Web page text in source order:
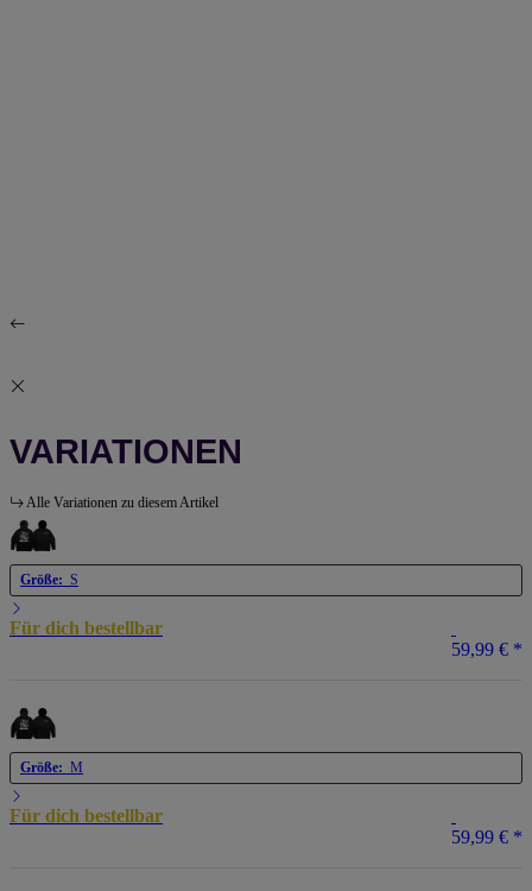
VARIATIONEN
Alle Variationen zu diesem Artikel
Größe: S
Für dich bestellbar
59,99 € *
Größe: M
Für dich bestellbar
59,99 € *